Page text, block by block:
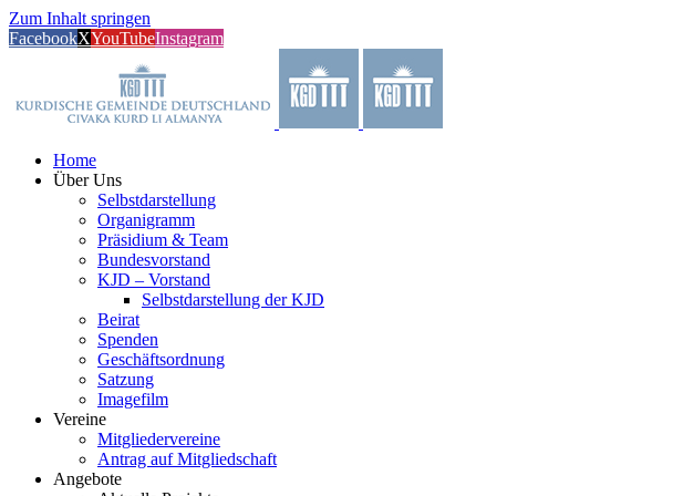
Zum Inhalt springen
FacebookXYouTubeInstagram
Home
Über Uns
Selbstdarstellung
Organigramm
Präsidium & Team
Bundesvorstand
KJD – Vorstand
Selbstdarstellung der KJD
Beirat
Spenden
Geschäftsordnung
Satzung
Imagefilm
Vereine
Mitgliedervereine
Antrag auf Mitgliedschaft
Angebote